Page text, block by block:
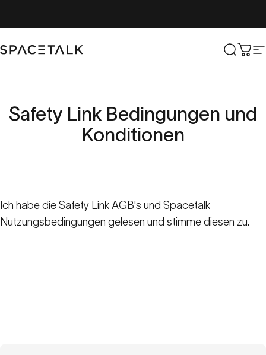
Spacetalk Suche
Safety Link Bedingungen und
Konditionen
Ich habe die Safety Link AGB's und Spacetalk
Nutzungsbedingungen gelesen und stimme diesen zu.